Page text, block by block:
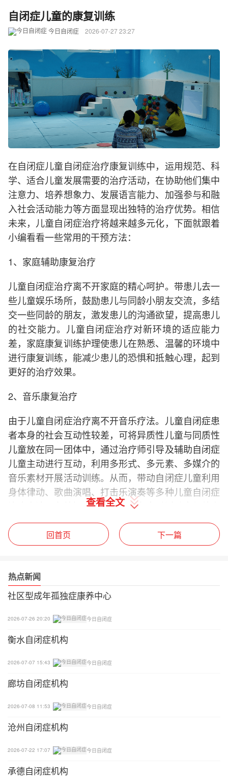
自闭症儿童的康复训练
今日自闭症 2026-07-27 23:27
在自闭症儿童自闭症治疗康复训练中，运用规范、科
学、适合儿童发展需要的治疗活动，在协助他们集中
注意力、培养想象力、发展语言能力、加强参与和融
入社会活动能力等方面显现出独特的治疗优势。相信
未来，儿童自闭症治疗将越来越多元化，下面就跟着
小编看看一些常用的干预方法：
1、家庭辅助康复治疗
儿童自闭症治疗离不开家庭的精心呵护。带患儿去一
些儿童娱乐场所，鼓励患儿与同龄小朋友交流，多结
交一些同龄的朋友，激发患儿的沟通欲望，提高患儿
的社交能力。儿童自闭症治疗对新环境的适应能力
差，家庭康复训练护理使患儿在熟悉、温馨的环境中
进行康复训练，能减少患儿的恐惧和抵触心理，起到
更好的治疗效果。
2、音乐康复治疗
由于儿童自闭症治疗离不开音乐疗法。儿童自闭症患
者本身的社会互动性较差，可将异质性儿童与同质性
儿童放在同一团体中，通过治疗师引导及辅助自闭症
儿童主动进行互动，利用多形式、多元素、多媒介的
音乐素材开展活动训练。从而，带动自闭症儿童利用
身体律动、歌曲演唱、打击乐演奏等多种儿童自闭症
治疗方法，有效提升自闭症儿童在音乐活动中与他人
进行社会交往互动输出次数。
3、游戏康复治疗
沙盘游戏也是儿童自闭症治疗的重要疗法这一。这一
疗法具有非语言性、可操作性、无意识内容视觉化等
特点，在整个沙盘游戏过程中儿童以手为口，以玩具
为文字在这个过程中述说自己的内心，同时也是一个
自愈心理问题的过程，这种游戏式方法对具有语言缺
陷的自闭症谱系障碍儿童群体的心理治疗非常适用。
查看全文
回首页 下一篇
热点新闻
社区型成年孤独症康养中心
2026-07-26 20:20 今日自闭症
衡水自闭症机构
2026-07-07 15:43 今日自闭症
廊坊自闭症机构
2026-07-08 11:53 今日自闭症
沧州自闭症机构
2026-07-22 17:07 今日自闭症
承德自闭症机构